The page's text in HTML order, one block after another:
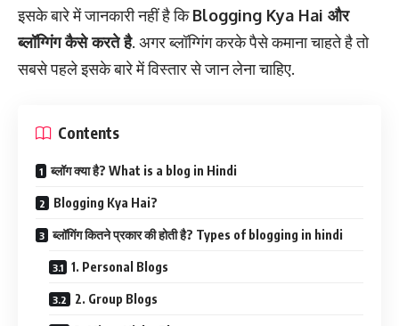
इसके बारे में जानकारी नहीं है किBlogging Kya Hai और
ब्लॉग्गिंग कैसे करते है. अगर ब्लॉग्गिंग करके पैसे कमाना चाहते है तो
सबसे पहले इसके बारे में विस्तार से जान लेना चाहिए.
Contents
ब्लॉग क्या है? What is a blog in Hindi
Blogging Kya Hai?
ब्लॉगिंग कितने प्रकार की होती है? Types of blogging in hindi
1. Personal Blogs
2. Group Blogs